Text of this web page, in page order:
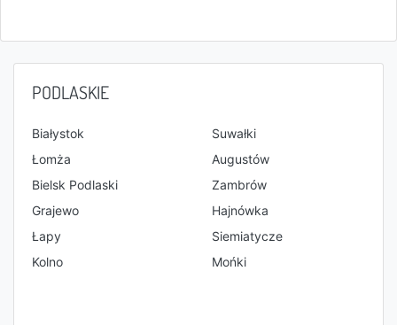
PODLASKIE
Białystok
Suwałki
Łomża
Augustów
Bielsk Podlaski
Zambrów
Grajewo
Hajnówka
Łapy
Siemiatycze
Kolno
Mońki